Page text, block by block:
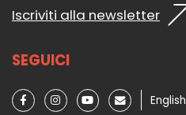
Iscriviti alla newsletter
SEGUICI
English